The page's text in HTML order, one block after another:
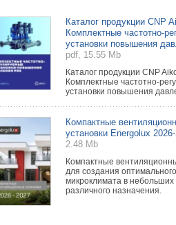
Каталог продукции CNP
Комплектные частотно-
установки повышения
pdf, 15.55 Mb
Каталог продукции CNP
Комплектные частотно-
установки повышения
Компактные
установки Energolux
2.48 Mb
Компактные
для создания оптимального
микроклимата в
различного назначения.